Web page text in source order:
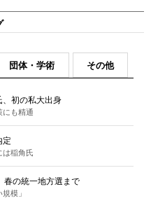
団体・学術 その他
初の私大出身
にも精通
定
は稲角氏
春の統一地方選まで
模」